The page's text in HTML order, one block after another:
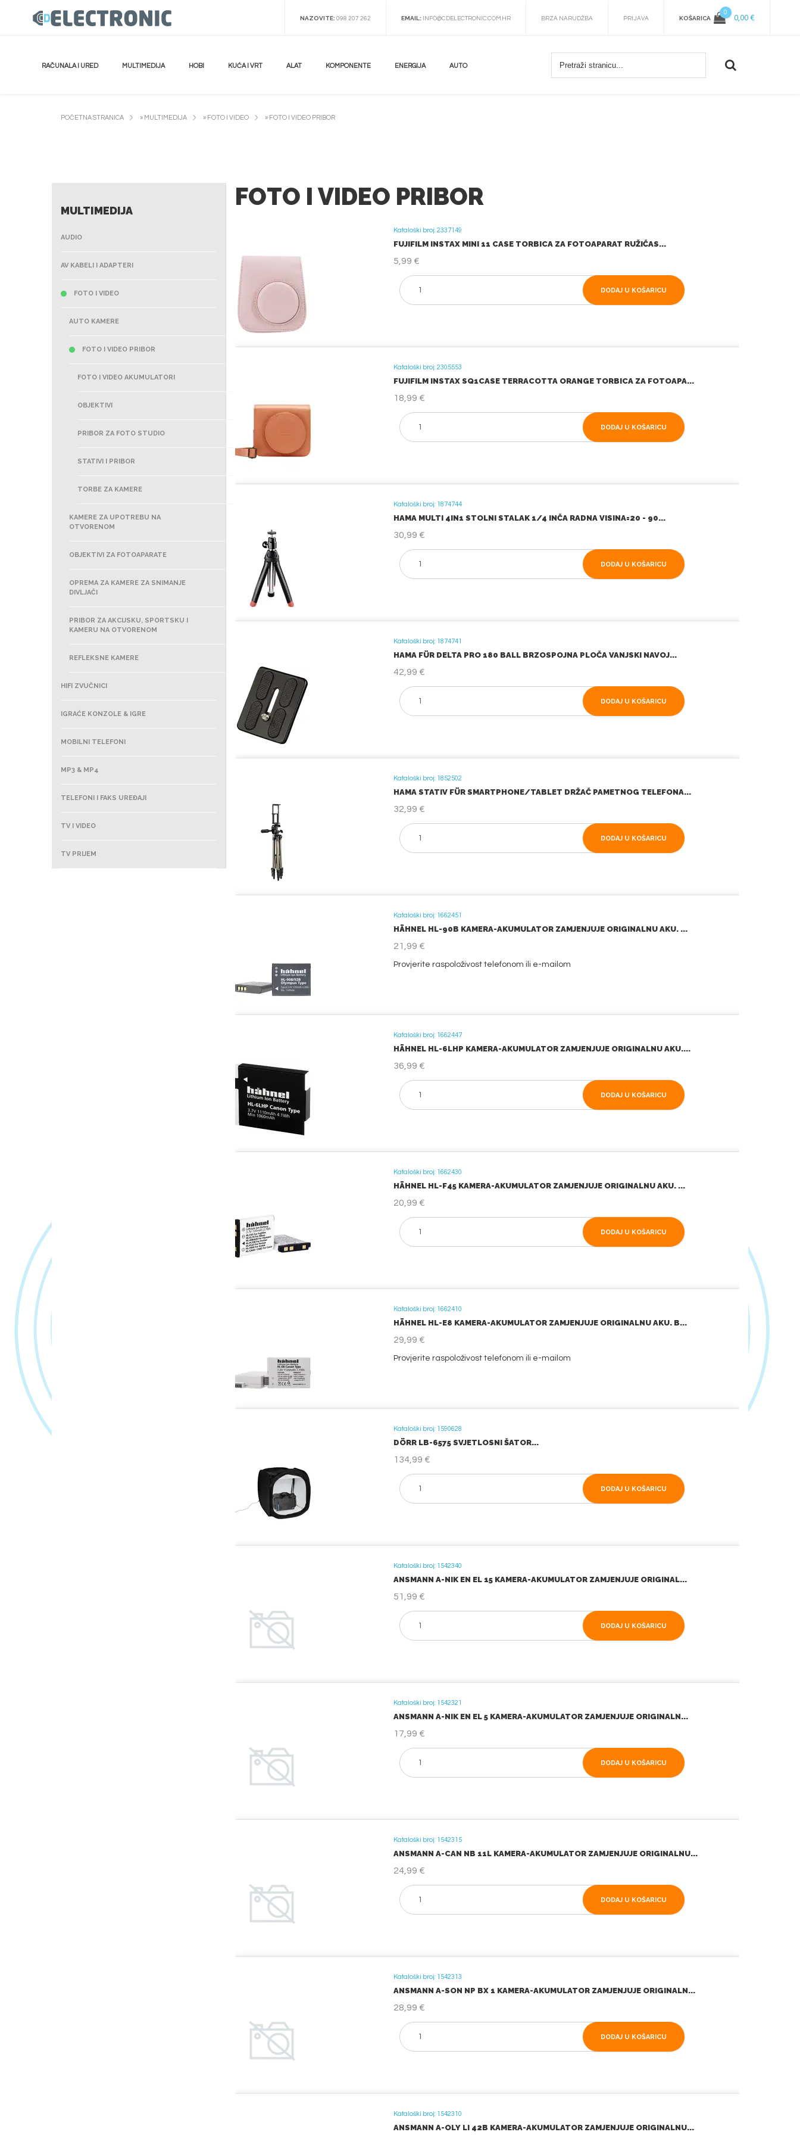
NAZOVITE: 098 207 262 EMAIL: INFO@CDELECTRONIC.COM.HR BRZA NARUDŽBA PRIJAVA KOŠARICA
0
0,00 €
RAČUNALA I URED MULTIMEDIJA HOBI KUĆA I VRT ALAT KOMPONENTE ENERGIJA AUTO
POČETNA STRANICA » MULTIMEDIJA » FOTO I VIDEO » FOTO I VIDEO PRIBOR
MULTIMEDIJA
AUDIO
AV KABELI I ADAPTERI
FOTO I VIDEO
AUTO KAMERE
FOTO I VIDEO PRIBOR
FOTO I VIDEO AKUMULATORI
OBJEKTIVI
PRIBOR ZA FOTO STUDIO
STATIVI I PRIBOR
TORBE ZA KAMERE
KAMERE ZA UPOTREBU NA
OTVORENOM
OBJEKTIVI ZA FOTOAPARATE
OPREMA ZA KAMERE ZA SNIMANJE
DIVLJAČI
PRIBOR ZA AKCIJSKU, SPORTSKU I
KAMERU NA OTVORENOM
REFLEKSNE KAMERE
HIFI ZVUČNICI
IGRAĆE KONZOLE & IGRE
MOBILNI TELEFONI
MP3 & MP4
TELEFONI I FAKS UREĐAJI
TV I VIDEO
TV PRIJEM
FOTO I VIDEO PRIBOR
Kataloški broj: 2337149
FUJIFILM INSTAX MINI 11 CASE TORBICA ZA FOTOAPARAT RUŽIČAS...
5,99 €
DODAJ U KOŠARICU
Kataloški broj: 2305553
FUJIFILM INSTAX SQ1CASE TERRACOTTA ORANGE TORBICA ZA FOTOAPA...
18,99 €
DODAJ U KOŠARICU
Kataloški broj: 1874744
HAMA MULTI 4IN1 STOLNI STALAK 1/4 INČA RADNA VISINA=20 - 90...
30,99 €
DODAJ U KOŠARICU
Kataloški broj: 1874741
HAMA FÜR DELTA PRO 180 BALL BRZOSPOJNA PLOČA VANJSKI NAVOJ...
42,99 €
DODAJ U KOŠARICU
Kataloški broj: 1852502
HAMA STATIV FÜR SMARTPHONE/TABLET DRŽAČ PAMETNOG TELEFONA...
32,99 €
DODAJ U KOŠARICU
Kataloški broj: 1662451
HÄHNEL HL-90B KAMERA-AKUMULATOR ZAMJENJUJE ORIGINALNU AKU. ...
21,99 €
Provjerite raspoloživost telefonom ili e-mailom
Kataloški broj: 1662447
HÄHNEL HL-6LHP KAMERA-AKUMULATOR ZAMJENJUJE ORIGINALNU AKU....
36,99 €
DODAJ U KOŠARICU
Kataloški broj: 1662430
HÄHNEL HL-F45 KAMERA-AKUMULATOR ZAMJENJUJE ORIGINALNU AKU. ...
20,99 €
DODAJ U KOŠARICU
Kataloški broj: 1662410
HÄHNEL HL-E8 KAMERA-AKUMULATOR ZAMJENJUJE ORIGINALNU AKU. B...
29,99 €
Provjerite raspoloživost telefonom ili e-mailom
Kataloški broj: 1590628
DÖRR LB-6575 SVJETLOSNI ŠATOR...
134,99 €
DODAJ U KOŠARICU
Kataloški broj: 1542340
ANSMANN A-NIK EN EL 15 KAMERA-AKUMULATOR ZAMJENJUJE ORIGINAL...
51,99 €
DODAJ U KOŠARICU
Kataloški broj: 1542321
ANSMANN A-NIK EN EL 5 KAMERA-AKUMULATOR ZAMJENJUJE ORIGINALN...
17,99 €
DODAJ U KOŠARICU
Kataloški broj: 1542315
ANSMANN A-CAN NB 11L KAMERA-AKUMULATOR ZAMJENJUJE ORIGINALNU...
24,99 €
DODAJ U KOŠARICU
Kataloški broj: 1542313
ANSMANN A-SON NP BX 1 KAMERA-AKUMULATOR ZAMJENJUJE ORIGINALN...
28,99 €
DODAJ U KOŠARICU
Kataloški broj: 1542310
ANSMANN A-OLY LI 42B KAMERA-AKUMULATOR ZAMJENJUJE ORIGINALNU...